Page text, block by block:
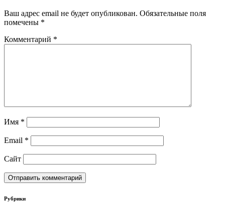
Ваш адрес email не будет опубликован. Обязательные поля
помечены *
Комментарий *
Имя *
Email *
Сайт
Рубрики